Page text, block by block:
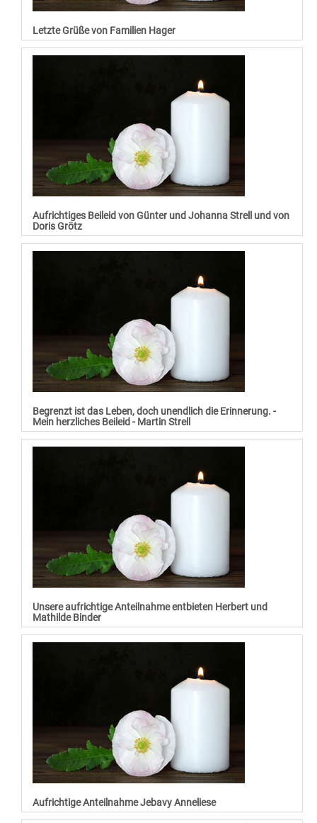
Letzte Grüße von Familien Hager
Aufrichtiges Beileid von Günter und Johanna Strell und von
Doris Grötz
Begrenzt ist das Leben, doch unendlich die Erinnerung. -
Mein herzliches Beileid - Martin Strell
Unsere aufrichtige Anteilnahme entbieten Herbert und
Mathilde Binder
Aufrichtige Anteilnahme Jebavy Anneliese